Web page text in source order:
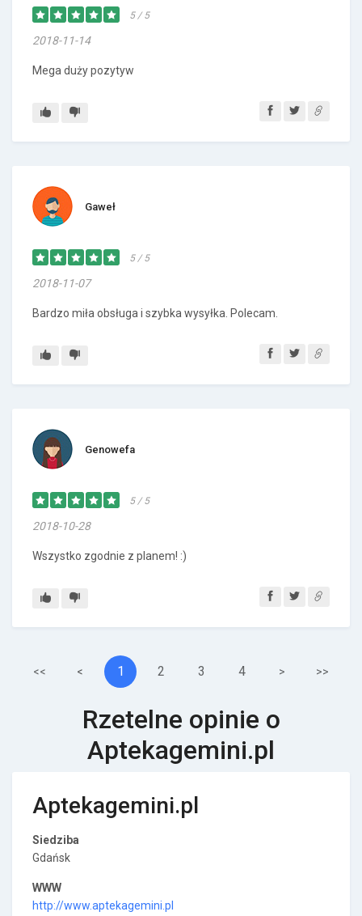
5 / 5
2018-11-14
Mega duży pozytyw
Gaweł
5 / 5
2018-11-07
Bardzo miła obsługa i szybka wysyłka. Polecam.
Genowefa
5 / 5
2018-10-28
Wszystko zgodnie z planem! :)
<< < 1 2 3 4 > >>
Rzetelne opinie o
Aptekagemini.pl
Aptekagemini.pl
Siedziba
Gdańsk
WWW
http://www.aptekagemini.pl